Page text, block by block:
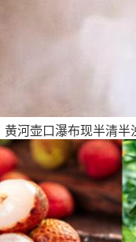
黄河壶口瀑布现半清半